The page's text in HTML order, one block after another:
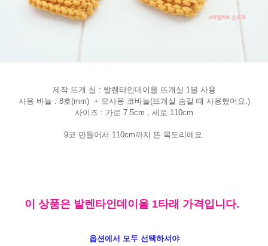
제작 뜨개 실 : 발렌타인데이울 뜨개실 1볼 사용
사용 바늘 : 8호(mm) + 모사용 코바늘(뜨개실 숨길 때 사용했어요.)
사이즈 : 가로 7.5cm , 세로 110cm
9코 만들어서 110cm까지 뜬 목도리에요.
이 상품은 발렌타인데이울 1타래 가격입니다.
옵션에서 모두 선택하셔야